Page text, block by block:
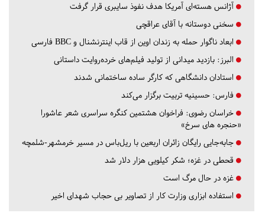
آژانس هسته‌ای آمریکا هدف نفوذ سایبری قرار گرفت
سخنی دوستانه با آقای عراقچی
ابعاد ناگوار حمله به زندان اوین از قاب اینترنشنال و BBC فارسی
البرز: بازدید میدانی از تولید فیلم‌های خرده‌روایت داستانی
استادان دانشگاهی که کارگر ساده ساختمانی شدند
فارس: حسینیه تربیت برگزار می‌کند
خراسان رضوی: فراخوان هشتمین کنگره سراسری شعر عاشورا
«حنجره های سرخ»
جابه‌جایی رایگان زائران اربعین با ریل‌باس در مسیر خرمشهر-شلمچه
قحطی در غزه؛ شکر کیلویی هزار دلار شد
غزه در حال مرگ است
استفاده ابزاری وزارت کار از تصاویر بی حجاب شهدای اخیر